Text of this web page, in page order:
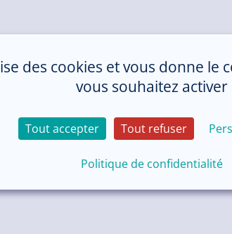
des cookies et vous donne le
vous souhaitez activer
Tout accepter Tout refuser
Politique de confidentialité